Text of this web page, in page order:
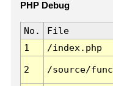
PHP Debug
No. File
1
/index.php
2 /source/